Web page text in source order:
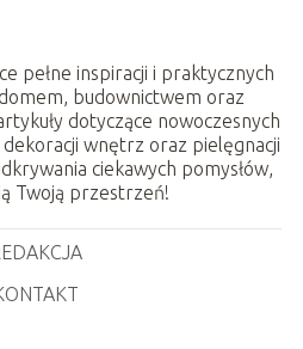
pełne inspiracji i praktycznych
budownictwem oraz
dotyczące nowoczesnych
wnętrz oraz pielęgnacji
ciekawych pomysłów,
Twoją przestrzeń!